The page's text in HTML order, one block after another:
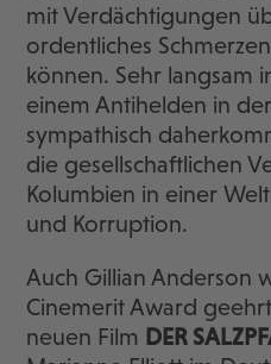
mit Verdächtigungen
ordentliches
können. Sehr langsam
einem Antihelden in
sympathisch
die gesellschaftlichen
Kolumbien in einer
und Korruption.
Auch Gillian Anderson
Cinemerit Award
neuen Film DER